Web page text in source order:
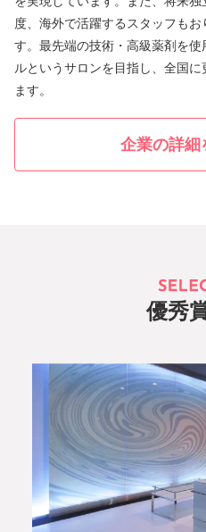
度、海外で活躍するスタッフも
す。最先端の技術・高級薬剤を
ルというサロンを目指し、全国
ます。
企業の詳細
優秀